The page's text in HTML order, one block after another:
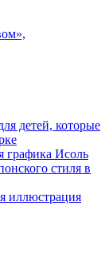
детей, которые
графика Исоль
стиля в
иллюстрация